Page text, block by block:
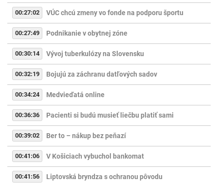
00:27:02 VÚC chcú zmeny vo fonde na podporu športu
00:27:49 Podnikanie v obytnej zóne
00:30:14 Vývoj tuberkulózy na Slovensku
00:32:19 Bojujú za záchranu datľových sadov
00:34:24 Medvieďatá online
00:36:36 Pacienti si budú musieť liečbu platiť sami
00:39:02 Ber to – nákup bez peňazí
00:41:06 V Košiciach vybuchol bankomat
00:41:56 Liptovská bryndza s ochranou pôvodu